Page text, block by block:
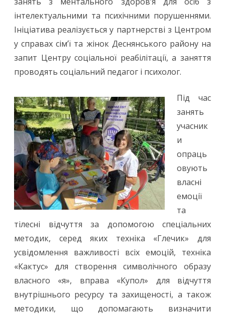
інтелектуальними та психічними порушеннями.
Ініціатива реалізується у партнерстві з Центром
у справах сім’ї та жінок Деснянського району на
запит Центру соціальної реабілітації, а заняття
проводять соціальний педагог і психолог.
Під час
занять
учасник
и
опраць
овують
власні
емоції
та
тілесні відчуття за допомогою спеціальних
методик, серед яких техніка «Глечик» для
усвідомлення важливості всіх емоцій, техніка
«Кактус» для створення символічного образу
власного «я», вправа «Купол» для відчуття
внутрішнього ресурсу та захищеності, а також
методики, що допомагають визначити